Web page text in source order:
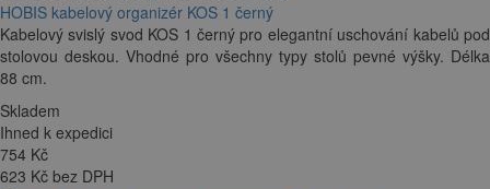
HOBIS kabelový organizér KOS 1 černý
Kabelový svislý svod KOS 1 černý pro elegantní uschování kabelů pod
stolovou deskou. Vhodné pro všechny typy stolů pevné výšky. Délka
88 cm.
Skladem
Ihned k expedici
754 Kč
623 Kč bez DPH